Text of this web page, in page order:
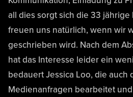
all dies sorgt sich die 33 jährige
freuen uns natürlich, wenn wir
geschrieben wird. Nach dem
hat das Interesse leider ein
bedauert Jessica Loo, die auch
Medienanfragen bearbeitet